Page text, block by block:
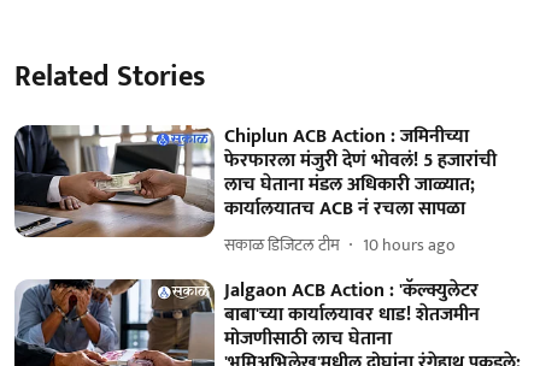
Related Stories
Chiplun ACB Action : जमिनीच्या
फेरफारला मंजुरी देणं भोवलं! 5 हजारांची
लाच घेताना मंडल अधिकारी जाळ्यात;
कार्यालयातच ACB नं रचला सापळा
सकाळ डिजिटल टीम 10 hours ago
Jalgaon ACB Action : 'कॅल्क्युलेटर
बाबा'च्या कार्यालयावर धाड! शेतजमीन
मोजणीसाठी लाच घेताना